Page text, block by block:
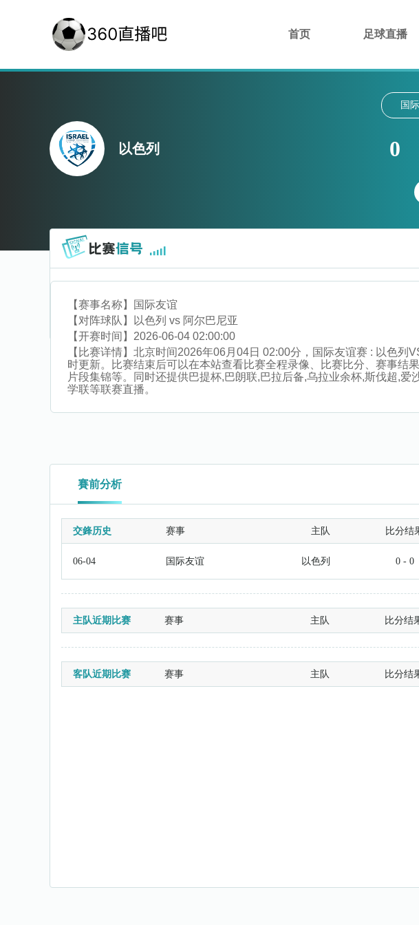
首页 足球直播
以色列
国
0
【赛事名称】
国际友谊
【对阵球队】
以色列 vs 阿尔巴尼亚
【开赛时间】 2026-06-04 02:00:00
【比赛详情】 北京时间2026年06月04日 02:00分，国际友谊赛 : 以色列
时更新。比赛结束后可以在本站查看比赛全程录像、比赛比分、赛事
片段集锦等。同时还提供巴提杯,巴朗联,巴拉后备,乌拉业余杯,斯伐超,
学联等联赛直播。
賽前分析
交鋒历史 赛事 主队 比分结
06-04 国际友谊 以色列 0 - 0
主队近期比赛 赛事 主队 比分结
客队近期比赛 赛事 主队 比分结